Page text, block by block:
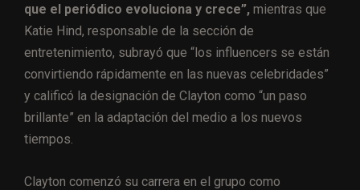
que el periódico evoluciona y crece”, mientras que
Katie Hind, responsable de la sección de
entretenimiento, subrayó que “los influencers se están
convirtiendo rápidamente en las nuevas celebridades”
y calificó la designación de Clayton como “un paso
brillante” en la adaptación del medio a los nuevos
tiempos.
Clayton comenzó su carrera en el grupo como